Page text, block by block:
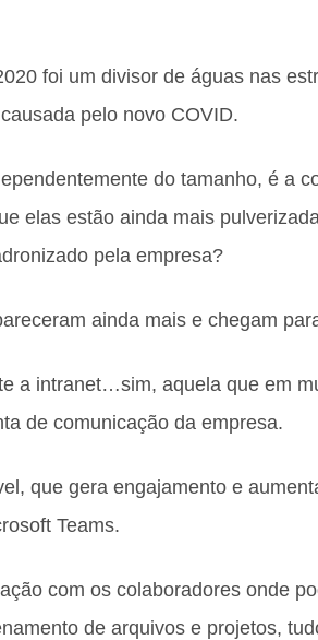
foi um divisor de águas nas
pelo novo COVID.
do tamanho, é a
elas estão ainda mais
pela empresa?
ainda mais e chegam
a intranet…sim, aquela que em
de comunicação da empresa.
que gera engajamento e
Teams.
com os colaboradores onde
de arquivos e projetos,